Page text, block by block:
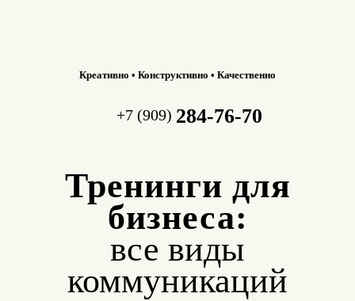
Креативно • Конструктивно • Качественно
+7 (909) 284-76-70
Тренинги для
бизнеса:
все виды
коммуникаций